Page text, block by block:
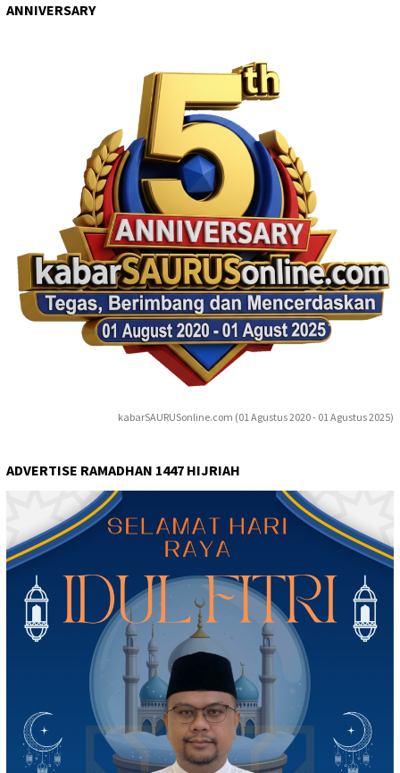
ANNIVERSARY
kabarSAURUSonline.com (01 Agustus 2020 - 01 Agustus 2025)
ADVERTISE RAMADHAN 1447 HIJRIAH